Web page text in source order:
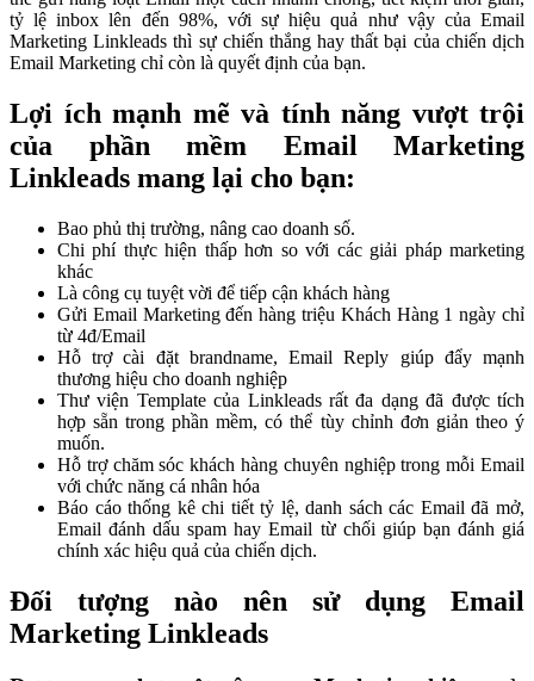
tỷ lệ inbox lên đến 98%, với sự hiệu quả như vậy của Email
Marketing Linkleads thì sự chiến thắng hay thất bại của chiến dịch
Email Marketing chỉ còn là quyết định của bạn.
Lợi ích mạnh mẽ và tính năng vượt trội
của phần mềm Email Marketing
Linkleads mang lại cho bạn:
Bao phủ thị trường, nâng cao doanh số.
Chi phí thực hiện thấp hơn so với các giải pháp marketing
khác
Là công cụ tuyệt vời để tiếp cận khách hàng
Gửi Email Marketing đến hàng triệu Khách Hàng 1 ngày chỉ
từ 4đ/Email
Hỗ trợ cài đặt brandname, Email Reply giúp đẩy mạnh
thương hiệu cho doanh nghiệp
Thư viện Template của Linkleads rất đa dạng đã được tích
hợp sẵn trong phần mềm, có thể tùy chỉnh đơn giản theo ý
muốn.
Hỗ trợ chăm sóc khách hàng chuyên nghiệp trong mỗi Email
với chức năng cá nhân hóa
Báo cáo thống kê chi tiết tỷ lệ, danh sách các Email đã mở,
Email đánh dấu spam hay Email từ chối giúp bạn đánh giá
chính xác hiệu quả của chiến dịch.
Đối tượng nào nên sử dụng Email
Marketing Linkleads